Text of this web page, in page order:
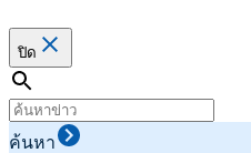
ปิด
ค้นหา